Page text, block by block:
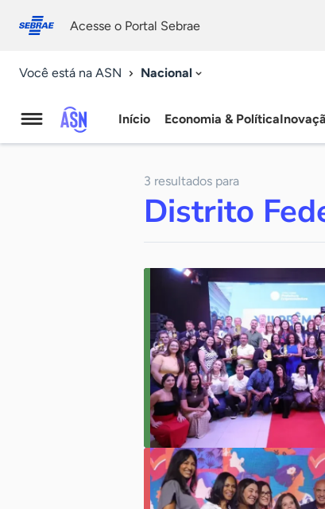
conosco
Acesse o Portal Sebrae
Você está na ASN Nacional
Agência
Notícias
Início Economia & Política
3 resultados para
Distrito